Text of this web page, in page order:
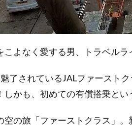
こよなく愛する男、トラベルラ
了されているJALファースト
しかも、初めての有償搭乗とい
空の旅「ファーストクラス」